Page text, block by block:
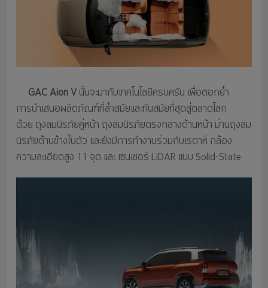
GAC Aion Vนั้นจะมากับเทคโนโลยีครบครัน เพื่อตอกย้ำ
การนำเสนอผลิตภัณฑ์ที่ล้ำสมัยและทันสมัยที่สุดสู่ตลาดโลก
ด้วย ถุงลมนิรภัยคู่หน้า ถุงลมนิรภัยตรงกลางด้านหน้า ม่านถุงลม
นิรภัยด้านข้างในตัว และยังมีการทำงานร่วมกับเรดาห์ กล้อง
ความละเอียดสูง 11 จุด และ เซนเซอร์ LiDAR แบบ Solid-State